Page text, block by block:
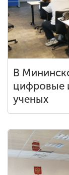
В
цифровые
ученых